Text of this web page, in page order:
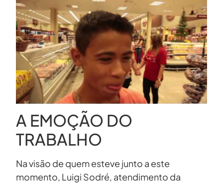
A EMOÇÃO DO
TRABALHO
Na visão de quem esteve junto a este
momento, Luigi Sodré, atendimento da